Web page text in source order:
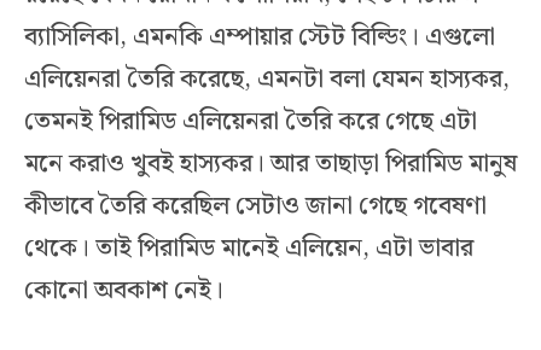
ব্যাসিলিকা, এমনকি এম্পায়ার স্টেট বিল্ডিং। এগুলো
এলিয়েনরা তৈরি করেছে, এমনটা বলা যেমন হাস্যকর,
তেমনই পিরামিড এলিয়েনরা তৈরি করে গেছে এটা
মনে করাও খুবই হাস্যকর। আর তাছাড়া পিরামিড মানুষ
কীভাবে তৈরি করেছিল সেটাও জানা গেছে গবেষণা
থেকে। তাই পিরামিড মানেই এলিয়েন, এটা ভাবার
কোনো অবকাশ নেই।